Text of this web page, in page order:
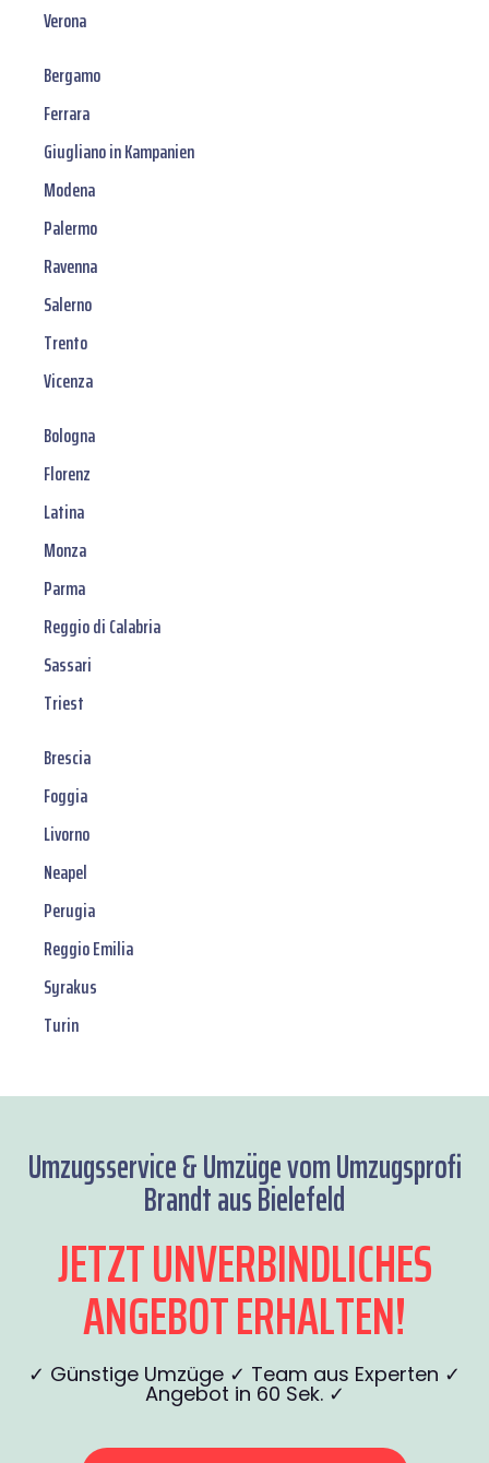
Verona
Bergamo
Ferrara
Giugliano in Kampanien
Modena
Palermo
Ravenna
Salerno
Trento
Vicenza
Bologna
Florenz
Latina
Monza
Parma
Reggio di Calabria
Sassari
Triest
Brescia
Foggia
Livorno
Neapel
Perugia
Reggio Emilia
Syrakus
Turin
Umzugsservice & Umzüge vom Umzugsprofi
Brandt aus Bielefeld
JETZT UNVERBINDLICHES
ANGEBOT ERHALTEN!
✓ Günstige Umzüge ✓ Team aus Experten ✓
Angebot in 60 Sek. ✓